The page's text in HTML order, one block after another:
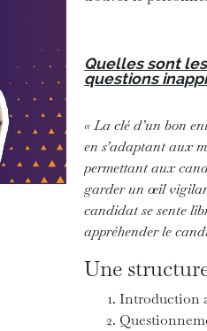
Quelles sont
questions
« La clé d’un bon
en s’adaptant aux
permettant aux
garder un œil
candidat se sente
appréhender le
Une
Introduction